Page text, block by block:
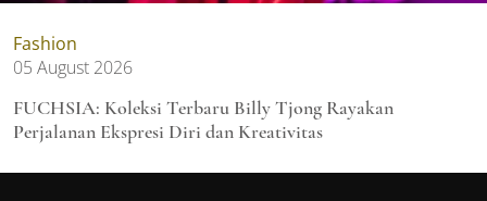
Fashion
05 August 2026
FUCHSIA: Koleksi Terbaru Billy Tjong Rayakan
Perjalanan Ekspresi Diri dan Kreativitas